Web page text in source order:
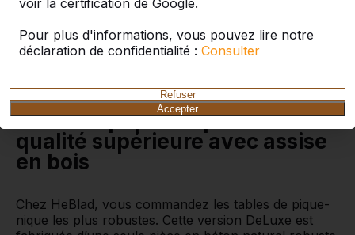
voir la certification de Google.
Pour plus d'informations, vous pouvez lire notre
déclaration de confidentialité : Consulter
Refuser
Accepter
dans la nature et les terrains de sport. Du fait de leur
en béton constituent également un complément idéal
dans votre jardin ou sur votre terrain d’entreprise.
fonctionnalité.
Table de pique-nique de
qualité supérieure avec assise
en bois
Chez HeBlad, vous commandez les tables de pique-
nique les plus robustes. Cette version DeLuxe est